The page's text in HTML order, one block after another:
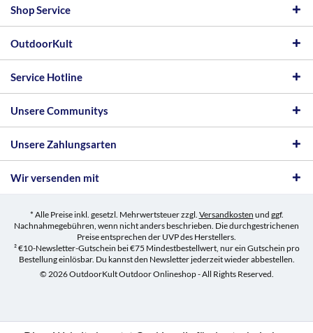
Shop Service
OutdoorKult
Service Hotline
Unsere Communitys
Unsere Zahlungsarten
Wir versenden mit
* Alle Preise inkl. gesetzl. Mehrwertsteuer zzgl. Versandkosten und ggf.
Nachnahmegebühren, wenn nicht anders beschrieben. Die durchgestrichenen
Preise entsprechen der UVP des Herstellers.
² €10-Newsletter-Gutschein bei €75 Mindestbestellwert, nur ein Gutschein pro
Bestellung einlösbar. Du kannst den Newsletter jederzeit wieder abbestellen.
© 2026 OutdoorKult Outdoor Onlineshop - All Rights Reserved.